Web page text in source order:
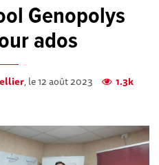
Genopolys
ados
, le 12 août 2023 1.3k